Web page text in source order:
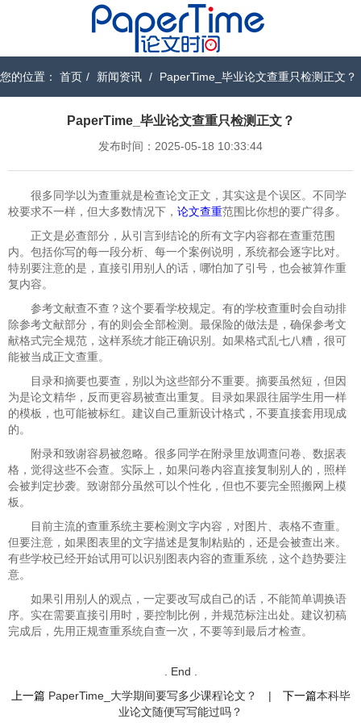
您的位置： 首页 / 新闻资讯 / PaperTime_毕业论文查重只检测正文？
PaperTime_毕业论文查重只检测正文？
发布时间：2025-05-18 10:33:44
很多同学以为查重就是检查论文正文，其实这是个误区。不同学
校要求不一样，但大多数情况下， 论文查重范围比你想的要广得多。
正文是必查部分​​，从引言到结论的所有文字内容都在查重范围
内。包括你写的每一段分析、每一个案例说明，系统都会逐字比对。
特别要注意的是，直接引用别人的话，哪怕加了引号，也会被算作重
复内容。
参考文献查不查？​​这个要看学校规定。有的学校查重时会自动排
除参考文献部分，有的则会全部检测。最保险的做法是，确保参考文
献格式完全规范，这样系统才能正确识别。如果格式乱七八糟，很可
能被当成正文查重。
目录和摘要也要查​​，别以为这些部分不重要。摘要虽然短，但因
为是论文精华，反而更容易被查出重复。目录如果跟往届学生用一样
的模板，也可能被标红。建议自己重新设计格式，不要直接套用现成
的。
附录和致谢容易被忽略​​。很多同学在附录里放调查问卷、数据表
格，觉得这些不会查。实际上，如果问卷内容直接复制别人的，照样
会被判定抄袭。致谢部分虽然可以个性化，但也不要完全照搬网上模
板。
目前主流的查重系统主要检测文字内容，对图片、表格不查重。
但要注意，如果图表里的文字描述是复制粘贴的，还是会被查出来。
有些学校已经开始试用可以识别图表内容的查重系统，这个趋势要注
意。
如果引用别人的观点，一定要改写成自己的话，不能简单调换语
序。实在需要直接引用时，要控制比例，并规范标注出处。建议初稿
完成后，先用正规查重系统自查一次，不要等到最后才检查。
. End .
上一篇 PaperTime_大学期间要写多少课程论文？ | 下一篇​​本科毕
业论文随便写写能过吗？​